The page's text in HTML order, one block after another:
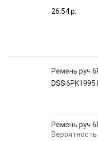
26.54 p.
Ремень руч
DSS6PK1995
Ремень руч
Вероятность